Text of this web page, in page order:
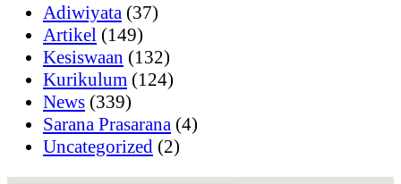
Adiwiyata (37)
Artikel (149)
Kesiswaan (132)
Kurikulum (124)
News (339)
Sarana Prasarana (4)
Uncategorized (2)